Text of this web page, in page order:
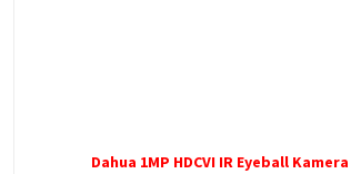
Dahua 1MP HDCVI IR Eyeball Kamera